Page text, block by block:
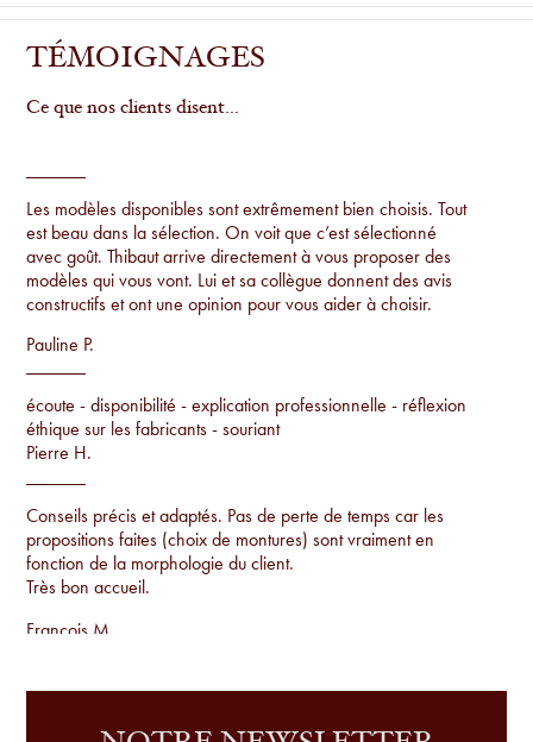
TÉMOIGNAGES
Ce que nos clients disent...
Les modèles disponibles sont extrêmement bien choisis. Tout
est beau dans la sélection. On voit que c’est sélectionné
avec goût. Thibaut arrive directement à vous proposer des
modèles qui vous vont. Lui et sa collègue donnent des avis
constructifs et ont une opinion pour vous aider à choisir.
Pauline P.
écoute - disponibilité - explication professionnelle - réflexion
éthique sur les fabricants - souriant
Pierre H.
Conseils précis et adaptés. Pas de perte de temps car les
propositions faites (choix de montures) sont vraiment en
fonction de la morphologie du client.
Très bon accueil.
Francois M.
Conseils par rapport à la morphologie, proposition de